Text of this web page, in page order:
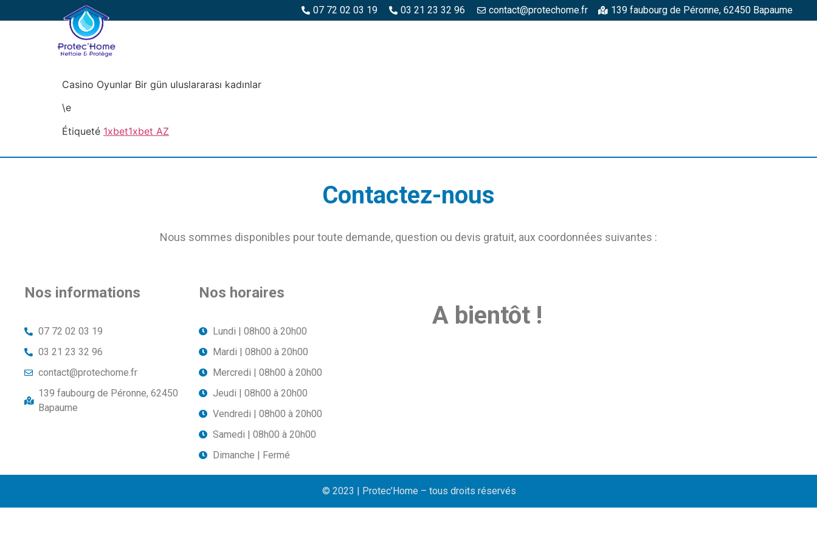
07 72 02 03 19 03 21 23 32 96 contact@protechome.fr 139 faubourg de Péronne, 62450 Bapaume
Casino Oyunlar Bir gün uluslararası kadınlar
\e
Étiqueté 1xbet1xbet AZ
Contactez-nous
Nous sommes disponibles pour toute demande, question ou devis gratuit, aux coordonnées suivantes :
Nos informations
07 72 02 03 19
03 21 23 32 96
contact@protechome.fr
139 faubourg de Péronne, 62450
Bapaume
Nos horaires
Lundi | 08h00 à 20h00
Mardi | 08h00 à 20h00
Mercredi | 08h00 à 20h00
Jeudi | 08h00 à 20h00
Vendredi | 08h00 à 20h00
Samedi | 08h00 à 20h00
Dimanche | Fermé
A bientôt !
© 2023 | Protec’Home – tous droits réservés